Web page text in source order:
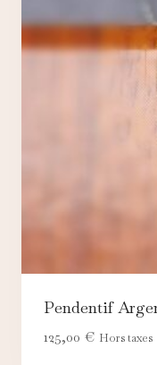
Pendentif
125,00 € Hors taxes